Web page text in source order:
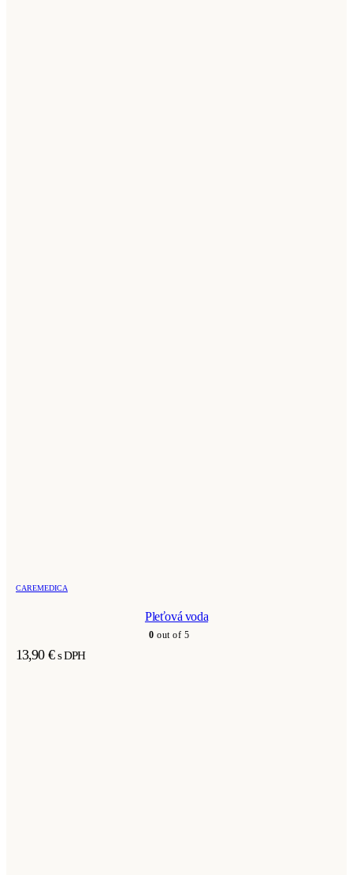
CAREMEDICA
Pleťová voda
0 out of 5
13,90 € s DPH